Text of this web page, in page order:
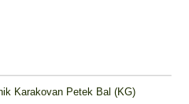
Karakovan Petek Bal (KG)